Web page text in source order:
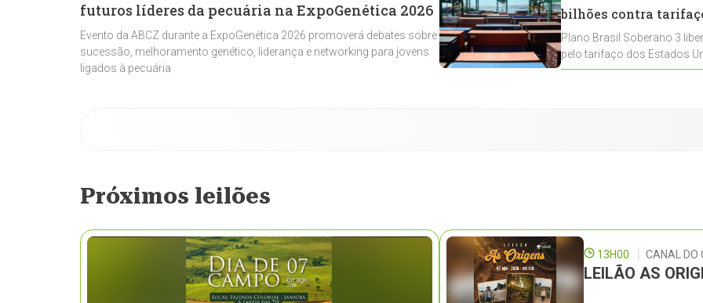
futuros líderes da pecuária na ExpoGenética 2026
Evento da ABCZ durante a ExpoGenética 2026 promoverá debates sobre
sucessão, melhoramento genético, liderança e networking para jovens
ligados à pecuária
bilhões contra
Plano Brasil Soberano 3
pelo tarifaço dos Estados
contemplados
Próximos leilões
13H00 CANAL DO
LEILÃO AS